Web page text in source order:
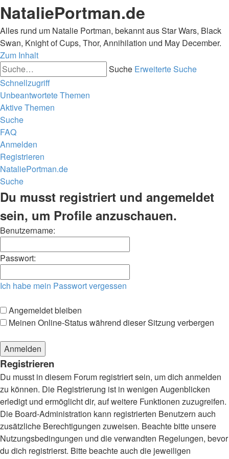
NataliePortman.de
Alles rund um Natalie Portman, bekannt aus Star Wars, Black
Swan, Knight of Cups, Thor, Annihilation und May December.
Zum Inhalt
Suche Erweiterte Suche
Schnellzugriff
Unbeantwortete Themen
Aktive Themen
Suche
FAQ
Anmelden
Registrieren
NataliePortman.de
Suche
Du musst registriert und angemeldet
sein, um Profile anzuschauen.
Benutzername:
Passwort:
Ich habe mein Passwort vergessen
Angemeldet bleiben
Meinen Online-Status während dieser Sitzung verbergen
Registrieren
Du musst in diesem Forum registriert sein, um dich anmelden
zu können. Die Registrierung ist in wenigen Augenblicken
erledigt und ermöglicht dir, auf weitere Funktionen zuzugreifen.
Die Board-Administration kann registrierten Benutzern auch
zusätzliche Berechtigungen zuweisen. Beachte bitte unsere
Nutzungsbedingungen und die verwandten Regelungen, bevor
du dich registrierst. Bitte beachte auch die jeweiligen